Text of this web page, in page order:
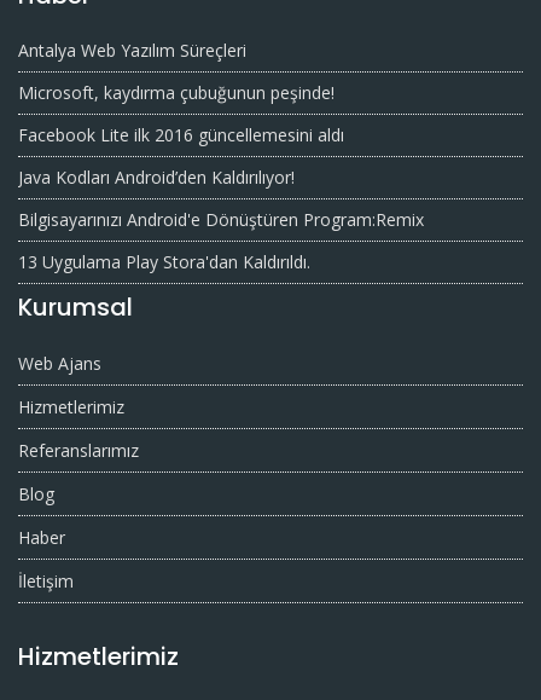
Antalya Web Yazılım Süreçleri
Microsoft, kaydırma çubuğunun peşinde!
Facebook Lite ilk 2016 güncellemesini aldı
Java Kodları Android’den Kaldırılıyor!
Bilgisayarınızı Android'e Dönüştüren Program:Remix
13 Uygulama Play Stora'dan Kaldırıldı.
Kurumsal
Web Ajans
Hizmetlerimiz
Referanslarımız
Blog
Haber
İletişim
Hizmetlerimiz